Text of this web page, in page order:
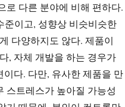
로 다른 분야에 비해 편하다.
준이고, 성향상 비슷비슷한
다양하지도 않다. 제품이
, 자체 개발을 하는 경우가
다. 다만, 유사한 제품을 만
스트레스가 높아질 가능성